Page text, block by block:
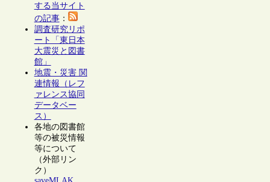
する当サイト
の記事：
調査研究リポ
ート「東日本
大震災と図書
館」
地震・災害 関
連情報（レフ
ァレンス協同
データベー
ス）
各地の図書館
等の被災情報
等について
（外部リン
ク）